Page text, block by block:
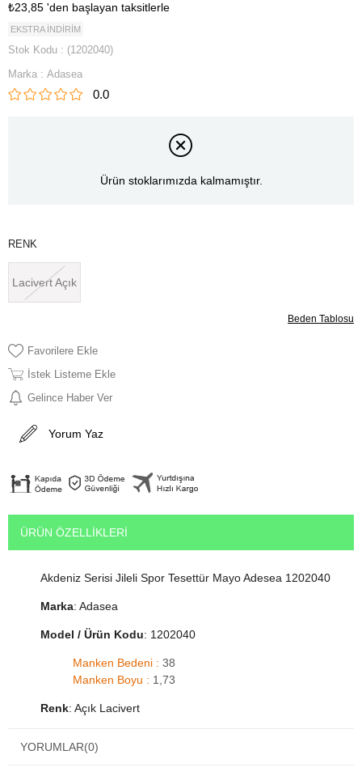
₺23,85 'den başlayan taksitlerle
EKSTRA İNDİRİM
Stok Kodu
(1202040)
Marka : Adasea
0.0
Ürün stoklarımızda kalmamıştır.
RENK
Lacivert Açık
Beden Tablosu
Favorilere Ekle
İstek Listeme Ekle
Gelince Haber Ver
Yorum Yaz
ÜRÜN ÖZELLIKLERI
Akdeniz Serisi Jileli Spor Tesettür Mayo Adesea 1202040
Marka: Adasea
Model / Ürün Kodu: 1202040
Manken Bedeni : 38
Manken Boyu : 1,73
Renk: Açık Lacivert
YORUMLAR(0)